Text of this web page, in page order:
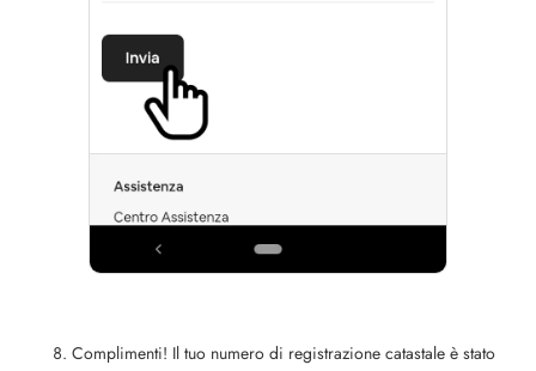
Complimenti! Il tuo numero di registrazione catastale è stato